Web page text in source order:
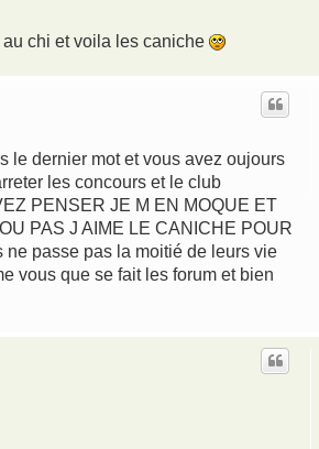
chi et voila les caniche
le dernier mot et vous avez oujours
les concours et le club
PENSER JE M EN MOQUE ET
PAS J AIME LE CANICHE POUR
passe pas la moitié de leurs vie
vous que se fait les forum et bien